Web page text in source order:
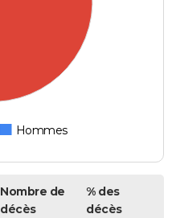
Hommes
Nombre de
décès
% des
décès